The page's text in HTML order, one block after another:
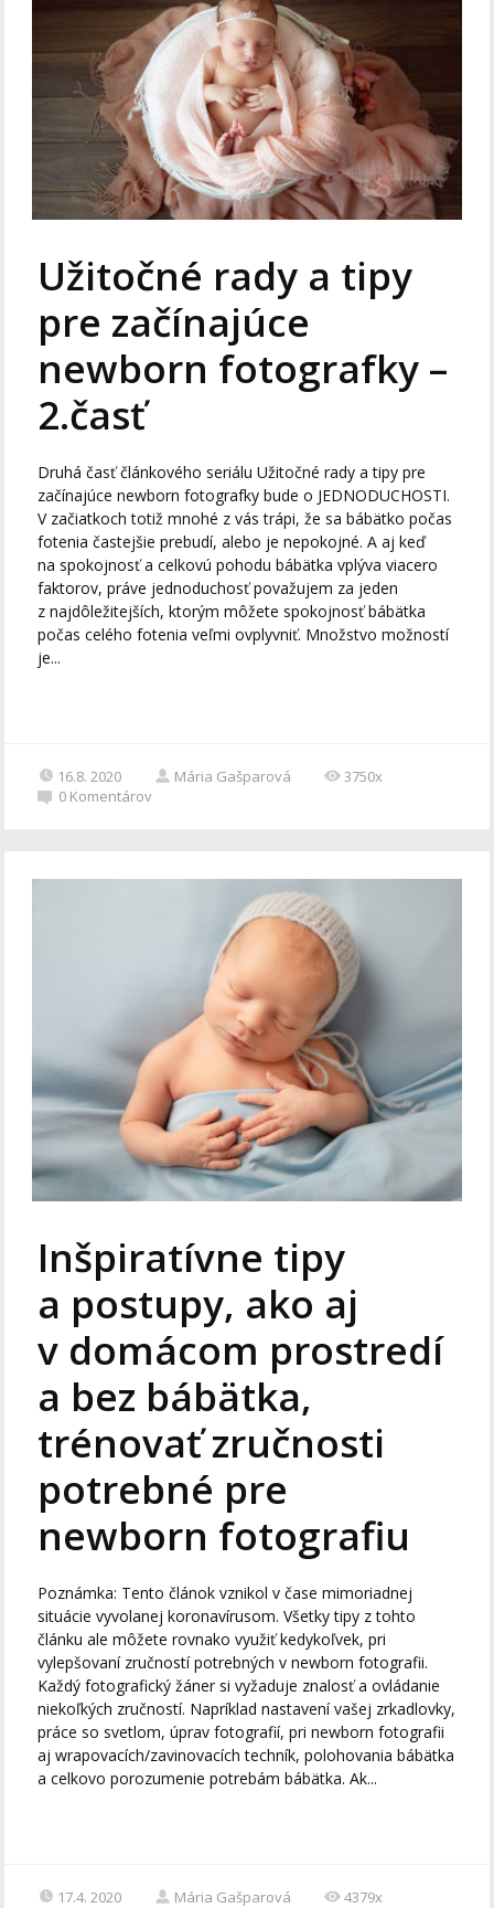
Užitočné rady a tipy
pre začínajúce
newborn fotografky –
2.časť
Druhá časť článkového seriálu Užitočné rady a tipy pre
začínajúce newborn fotografky bude o JEDNODUCHOSTI.
V začiatkoch totiž mnohé z vás trápi, že sa bábätko počas
fotenia častejšie prebudí, alebo je nepokojné. A aj keď
na spokojnosť a celkovú pohodu bábätka vplýva viacero
faktorov, práve jednoduchosť považujem za jeden
z najdôležitejších, ktorým môžete spokojnosť bábätka
počas celého fotenia veľmi ovplyvniť. Množstvo možností
je...
16.8. 2020 Mária Gašparová
3750x
0 Komentárov
Inšpiratívne tipy
a postupy, ako aj
v domácom prostredí
a bez bábätka,
trénovať zručnosti
potrebné pre
newborn fotografiu
Poznámka: Tento článok vznikol v čase mimoriadnej
situácie vyvolanej koronavírusom. Všetky tipy z tohto
článku ale môžete rovnako využiť kedykoľvek, pri
vylepšovaní zručností potrebných v newborn fotografii.
Každý fotografický žáner si vyžaduje znalosť a ovládanie
niekoľkých zručností. Napríklad nastavení vašej zrkadlovky,
práce so svetlom, úprav fotografií, pri newborn fotografii
aj wrapovacích/zavinovacích techník, polohovania bábätka
a celkovo porozumenie potrebám bábätka. Ak...
17.4. 2020 Mária Gašparová
4379x